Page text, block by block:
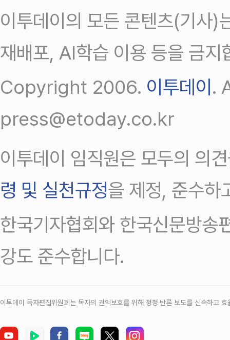
이투데이의 모든 콘텐츠(기사)
재배포, AI학습 이용 등을 금지
Copyright 2006. 이투데이 .
press@etoday.co.kr
이투데이 임직원은 모두의 의
령 및 실천규정을 제정, 준수하
한국기자협회와 한국신문방송
강도 준수합니다.
이투데이 독자편집위원회는 독자의 권익보호를 위해 정정‧반론 보도를 신속하고